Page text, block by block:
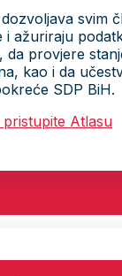
svim
i ažuriraju
da provjere
kao i da
SDP BiH.
pristupite Atlasu